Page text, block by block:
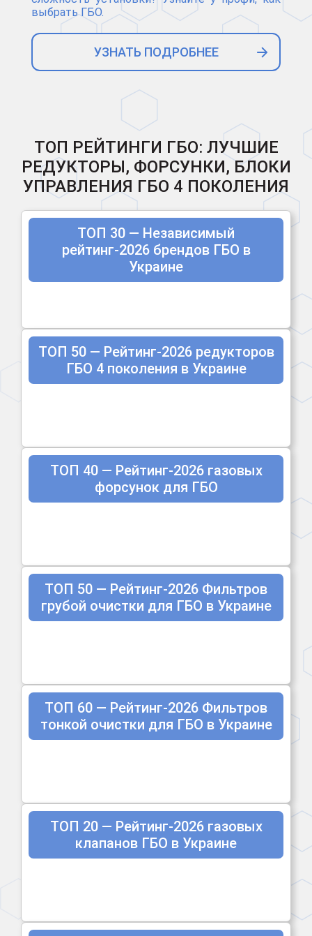
выбрать ГБО.
УЗНАТЬ ПОДРОБНЕЕ
ТОП РЕЙТИНГИ ГБО: ЛУЧШИЕ
РЕДУКТОРЫ, ФОРСУНКИ, БЛОКИ
УПРАВЛЕНИЯ ГБО 4 ПОКОЛЕНИЯ
ТОП 30 — Независимый
рейтинг-2026 брендов ГБО в
Украине
ТОП 50 — Рейтинг-2026 редукторов
ГБО 4 поколения в Украине
ТОП 40 — Рейтинг-2026 газовых
форсунок для ГБО
ТОП 50 — Рейтинг-2026 Фильтров
грубой очистки для ГБО в Украине
ТОП 60 — Рейтинг-2026 Фильтров
тонкой очистки для ГБО в Украине
ТОП 20 — Рейтинг-2026 газовых
клапанов ГБО в Украине